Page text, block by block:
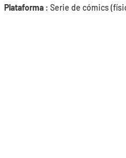
Plataforma : Serie de cómics